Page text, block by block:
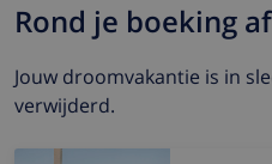
Rond je boeking af
Jouw droomvakantie is in
verwijderd.